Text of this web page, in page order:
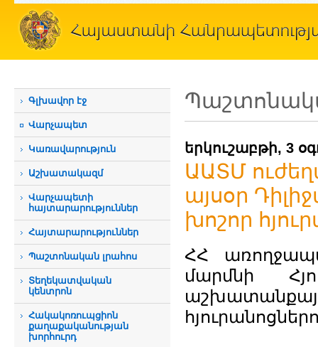
Գլխավոր էջ
Վարչապետ
Կառավարություն
Աշխատակազմ
Վարչապետի
հայտարարություններ
Հայտարարություններ
Պաշտոնական լրահոս
Տեղեկատվական
կենտրոն
Հակակոռուպցիոն
քաղաքականության
խորհուրդ
երկուշաբթի, 3
ԱԱՏՄ
այսօր
խոշոր
ՀՀ
մարմնի